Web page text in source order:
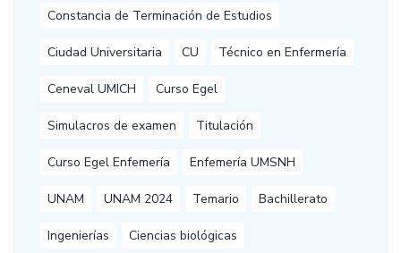
Constancia de Terminación de Estudios
Ciudad Universitaria CU Técnico en Enfermería
Ceneval UMICH Curso Egel
Simulacros de examen Titulación
Curso Egel Enfemería Enfemería UMSNH
UNAM UNAM 2024 Temario Bachillerato
Ingenierías Ciencias biológicas